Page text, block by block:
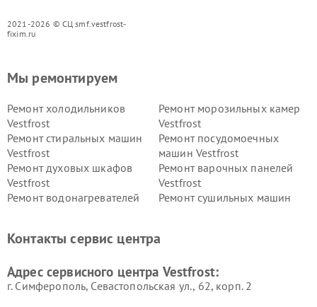
2021-2026 © СЦ smf.vestfrost-
fixim.ru
Мы ремонтируем
Ремонт холодильников
Vestfrost
Ремонт морозильных камер
Vestfrost
Ремонт стиральных машин
Vestfrost
Ремонт посудомоечных
машин Vestfrost
Ремонт духовых шкафов
Vestfrost
Ремонт варочных панелей
Vestfrost
Ремонт водонагревателей
Ремонт сушильных машин
Vestfrost
Контакты сервис центра
Адрес сервисного центра Vestfrost:
г. Симферополь, Севастопольская ул., 62, корп. 2